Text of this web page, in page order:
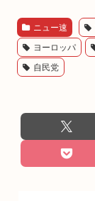
ニュー速
ヨーロッパ
自民党